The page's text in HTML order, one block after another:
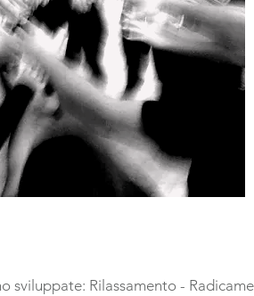
sviluppate: Rilassamento -